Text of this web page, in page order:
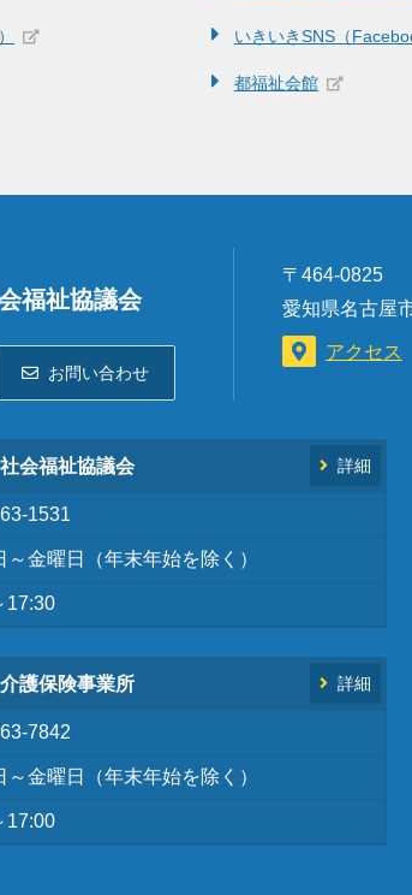
いきいきSNS（
都福祉会館
福祉協議会
お問い合わせ
〒464-0825
愛知県名古屋
アクセス
社会福祉協議会 詳細
1531
～金曜日（年末年始を除く）
17:30
介護保険事業所 詳細
7842
～金曜日（年末年始を除く）
17:00